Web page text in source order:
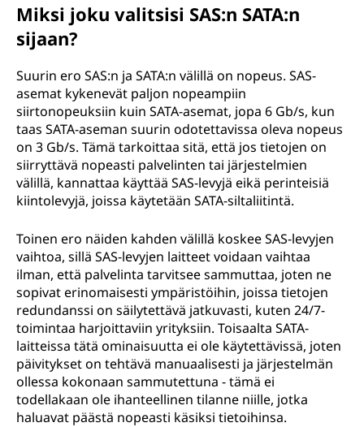
Miksi joku valitsisi SAS:n SATA:n
sijaan?
Suurin ero SAS:n ja SATA:n välillä on nopeus. SAS-
asemat kykenevät paljon nopeampiin
siirtonopeuksiin kuin SATA-asemat, jopa 6 Gb/s, kun
taas SATA-aseman suurin odotettavissa oleva nopeus
on 3 Gb/s. Tämä tarkoittaa sitä, että jos tietojen on
siirryttävä nopeasti palvelinten tai järjestelmien
välillä, kannattaa käyttää SAS-levyjä eikä perinteisiä
kiintolevyjä, joissa käytetään SATA-siltaliitintä.
Toinen ero näiden kahden välillä koskee SAS-levyjen
vaihtoa, sillä SAS-levyjen laitteet voidaan vaihtaa
ilman, että palvelinta tarvitsee sammuttaa, joten ne
sopivat erinomaisesti ympäristöihin, joissa tietojen
redundanssi on säilytettävä jatkuvasti, kuten 24/7-
toimintaa harjoittaviin yrityksiin. Toisaalta SATA-
laitteissa tätä ominaisuutta ei ole käytettävissä, joten
päivitykset on tehtävä manuaalisesti ja järjestelmän
ollessa kokonaan sammutettuna - tämä ei
todellakaan ole ihanteellinen tilanne niille, jotka
haluavat päästä nopeasti käsiksi tietoihinsa.